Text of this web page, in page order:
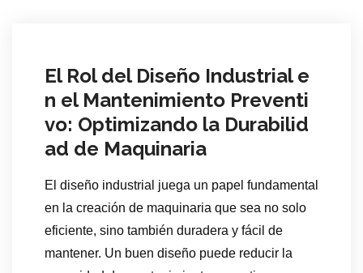
El Rol del Diseño Industrial e
n el Mantenimiento Preventi
vo: Optimizando la Durabilid
ad de Maquinaria
El diseño industrial juega un papel fundamental
en la creación de maquinaria que sea no solo
eficiente, sino también duradera y fácil de
mantener. Un buen diseño puede reducir la